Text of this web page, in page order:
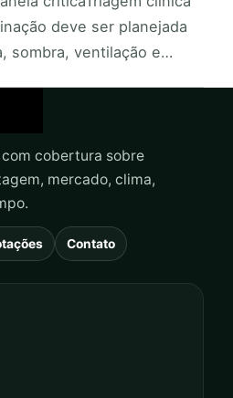
deve ser planejada
sombra, ventilação e…
cobertura sobre
mercado, clima,
Contato